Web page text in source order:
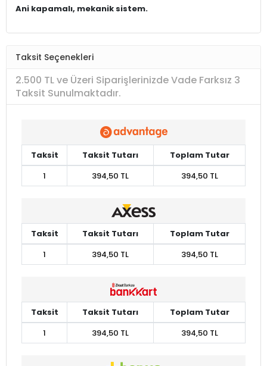
Ani kapamalı, mekanik sistem.
Taksit Seçenekleri
2.500 TL ve Üzeri Siparişlerinizde Vade Farksız 3
Taksit Sunulmaktadır.
Taksit Taksit Tutarı
Toplam Tutar
1
394,50 TL 394,50 TL
Taksit Taksit Tutarı
Toplam Tutar
1
394,50 TL 394,50 TL
Taksit Taksit Tutarı
Toplam Tutar
1
394,50 TL 394,50 TL